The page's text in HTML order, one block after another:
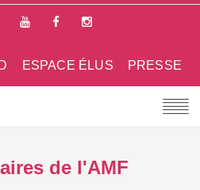
PRESSE
ESPACE ÉLUS
de l'AMF